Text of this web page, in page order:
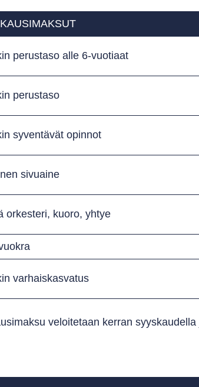
perustaso alle 6-vuotiaat
perustaso
syventävät opinnot
sivuaine
orkesteri, kuoro, yhtye
varhaiskasvatus
veloitetaan kerran